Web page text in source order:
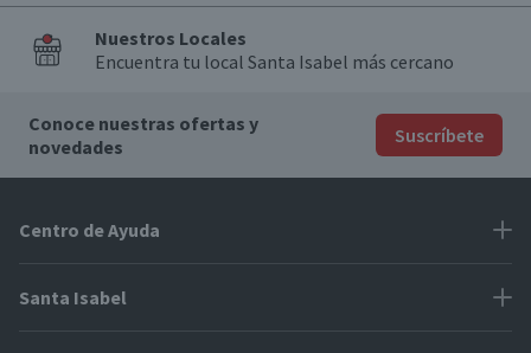
Nuestros Locales
Encuentra tu local Santa Isabel más cercano
Conoce nuestras ofertas y
novedades
Suscríbete
Centro de Ayuda
Problemas con tu pedido
Santa Isabel